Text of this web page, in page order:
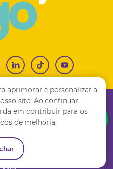
Co. Intercâmbio LTDA. |CNPJ:
- São Paulo, SP
aprimorar e personalizar a
site. Ao continuar
em contribuir para os
de melhoria.